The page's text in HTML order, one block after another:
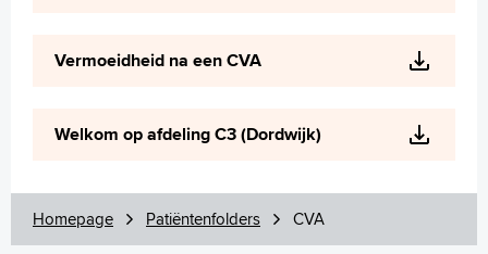
Vermoeidheid na een CVA
Welkom op afdeling C3 (Dordwijk)
Homepage Patiëntenfolders CVA